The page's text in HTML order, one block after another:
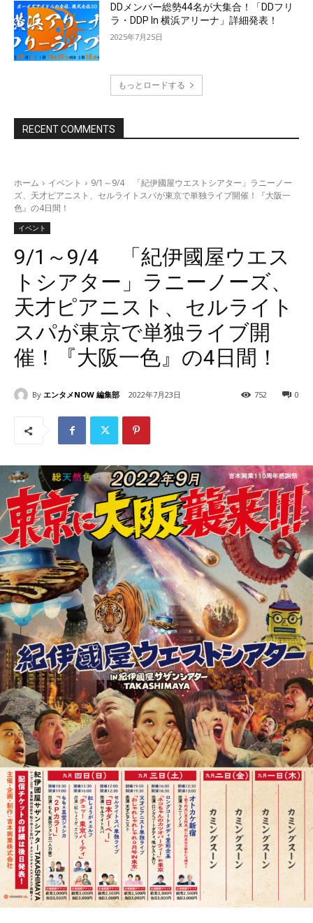
DDメンバー総勢44名が大集合！「DDフリ
ラ・DDP In 横浜アリーナ」詳細発表！
2025年7月25日
もっとロードする
RECENT COMMENTS